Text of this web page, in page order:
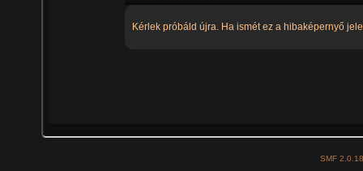
Kérlek próbáld újra. Ha ismét ez a hibaképernyő
SMF 2.0.18